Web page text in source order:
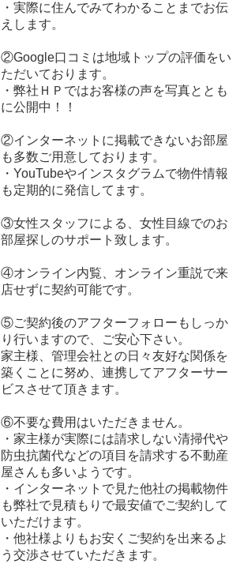
・実際に住んでみてわかることまでお伝
えします。
②Google口コミは地域トップの評価をい
ただいております。
・弊社ＨＰではお客様の声を写真ととも
に公開中！！
②インターネットに掲載できないお部屋
も多数ご用意しております。
・YouTubeやインスタグラムで物件情報
も定期的に発信してます。
③女性スタッフによる、女性目線でのお
部屋探しのサポート致します。
④オンライン内覧、オンライン重説で来
店せずに契約可能です。
⑤ご契約後のアフターフォローもしっか
り行いますので、ご安心下さい。
家主様、管理会社との日々友好な関係を
築くことに努め、連携してアフターサー
ビスさせて頂きます。
⑥不要な費用はいただきません。
・家主様が実際には請求しない清掃代や
防虫抗菌代などの項目を請求する不動産
屋さんも多いようです。
・インターネットで見た他社の掲載物件
も弊社で見積もりで最安値でご契約して
いただけます。
・他社様よりもお安くご契約を出来るよ
う交渉させていただきます。